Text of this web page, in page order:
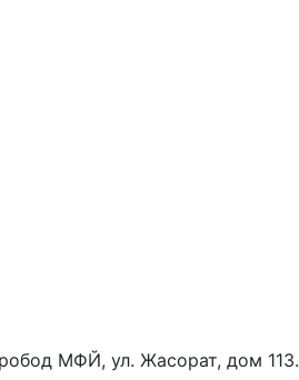
МФЙ, ул. Жасорат, дом 113.